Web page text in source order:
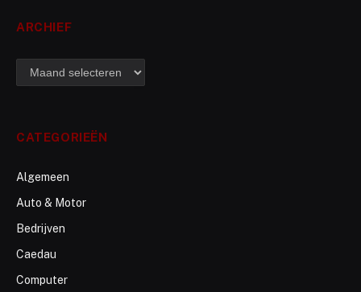
ARCHIEF
archief
CATEGORIEËN
Algemeen
Auto & Motor
Bedrijven
Caedau
Computer